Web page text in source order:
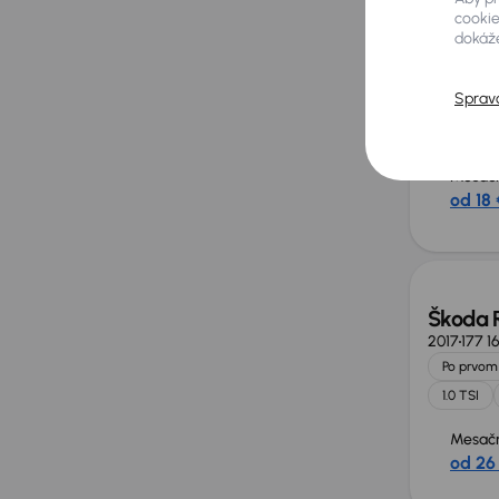
1.2 TSI
od 18
Škoda
2017177
Po
1.0 TSI
od 26